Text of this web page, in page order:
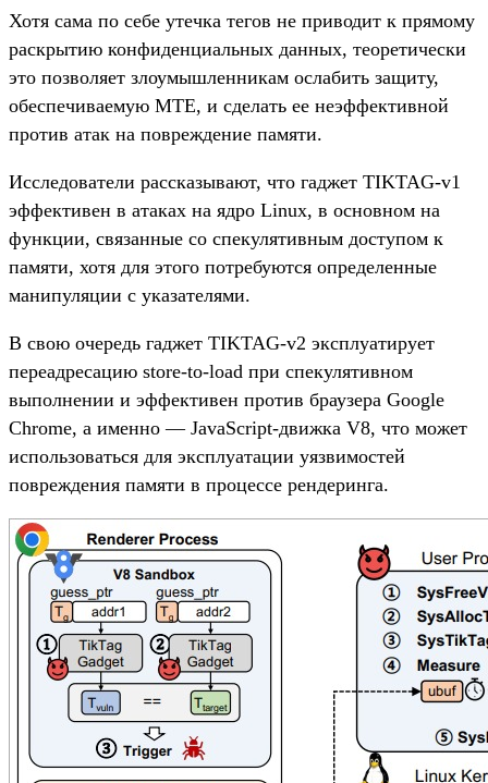
Хотя сама по себе утечка тегов не приводит к прямому
раскрытию конфиденциальных данных, теоретически
это позволяет злоумышленникам ослабить защиту,
обеспечиваемую MTE, и сделать ее неэффективной
против атак на повреждение памяти.
Исследователи рассказывают, что гаджет TIKTAG-v1
эффективен в атаках на ядро Linux, в основном на
функции, связанные со спекулятивным доступом к
памяти, хотя для этого потребуются определенные
манипуляции с указателями.
В свою очередь гаджет TIKTAG-v2 эксплуатирует
переадресацию store-to-load при спекулятивном
выполнении и эффективен против браузера Google
Chrome, а именно — JavaScript-движка V8, что может
использоваться для эксплуатации уязвимостей
повреждения памяти в процессе рендеринга.